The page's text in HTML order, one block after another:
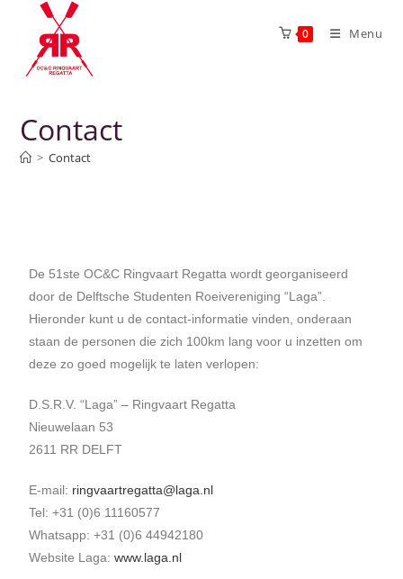
0 Menu
Contact
> Contact
De 51ste OC&C Ringvaart Regatta wordt georganiseerd
door de Delftsche Studenten Roeivereniging “Laga”.
Hieronder kunt u de contact-informatie vinden, onderaan
staan de personen die zich 100km lang voor u inzetten om
deze zo goed mogelijk te laten verlopen:
D.S.R.V. “Laga” – Ringvaart Regatta
Nieuwelaan 53
2611 RR DELFT
E-mail: ringvaartregatta@laga.nl
Tel:+31 (0)6 11160577
Whatsapp: +31 (0)6 44942180
Website Laga:www.laga.nl